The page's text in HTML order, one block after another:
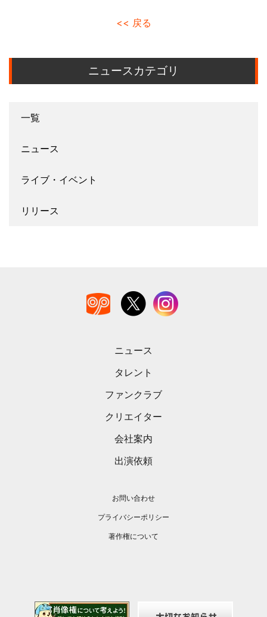
<< 戻る
ニュースカテゴリ
一覧
ニュース
ライブ・イベント
リリース
ニュース
タレント
ファンクラブ
クリエイター
会社案内
出演依頼
お問い合わせ
プライバシーポリシー
著作権について